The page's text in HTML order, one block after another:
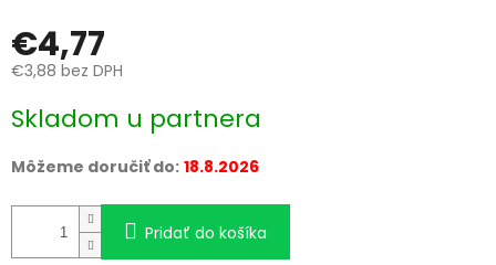
€4,77
€3,88 bez DPH
cena:
Skladom u partnera
Môžeme doručiť do: 18.8.2026
Pridať do košíka